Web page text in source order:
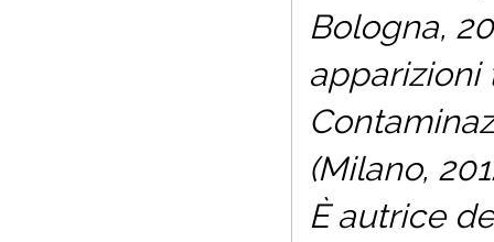
Bologna,
apparizioni
(Milano,
È autrice